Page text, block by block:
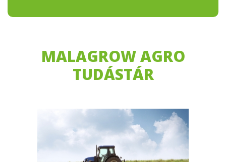
MALAGROW AGRO
TUDÁSTÁR